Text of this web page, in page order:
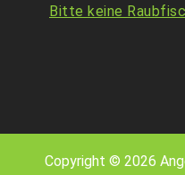
Bitte keine
Copyright © 2026